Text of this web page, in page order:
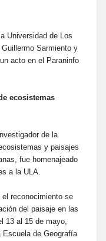
Universidad de Los
Sarmiento y
acto en el Paraninfo
ecosistemas
de la
y paisajes
fue homenajeado
a la ULA.
reconocimiento se
del paisaje en las
13 al 15 de mayo,
de Geografía